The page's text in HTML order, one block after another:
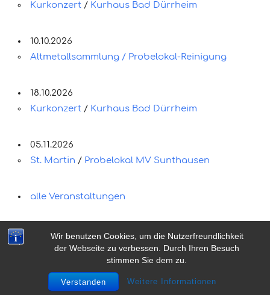
Wir benutzen Cookies, um die Nutzerfreundlichkeit
der Webseite zu verbessen. Durch Ihren Besuch
stimmen Sie dem zu.
Verstanden Weitere Informationen
Kurkonzert / Kurhaus Bad Dürrheim
10.10.2026
Altmetallsammlung / Probelokal-Reinigung
18.10.2026
Kurkonzert / Kurhaus Bad Dürrheim
05.11.2026
St. Martin / Probelokal MV Sunthausen
alle Veranstaltungen
© 2026 Musikverein Sunthausen e.V.